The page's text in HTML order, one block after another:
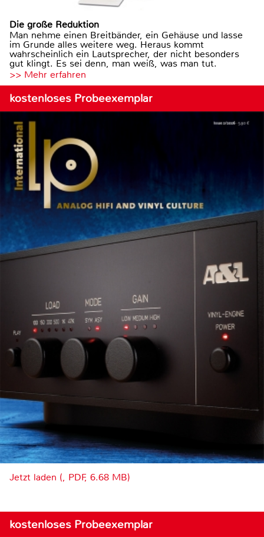
Die große Reduktion
Man nehme einen Breitbänder, ein Gehäuse und lasse
im Grunde alles weitere weg. Heraus kommt
wahrscheinlich ein Lautsprecher, der nicht besonders
gut klingt. Es sei denn, man weiß, was man tut.
>> Mehr erfahren
kostenloses Probeexemplar
Jetzt laden (, PDF, 6.68 MB)
kostenloses Probeexemplar